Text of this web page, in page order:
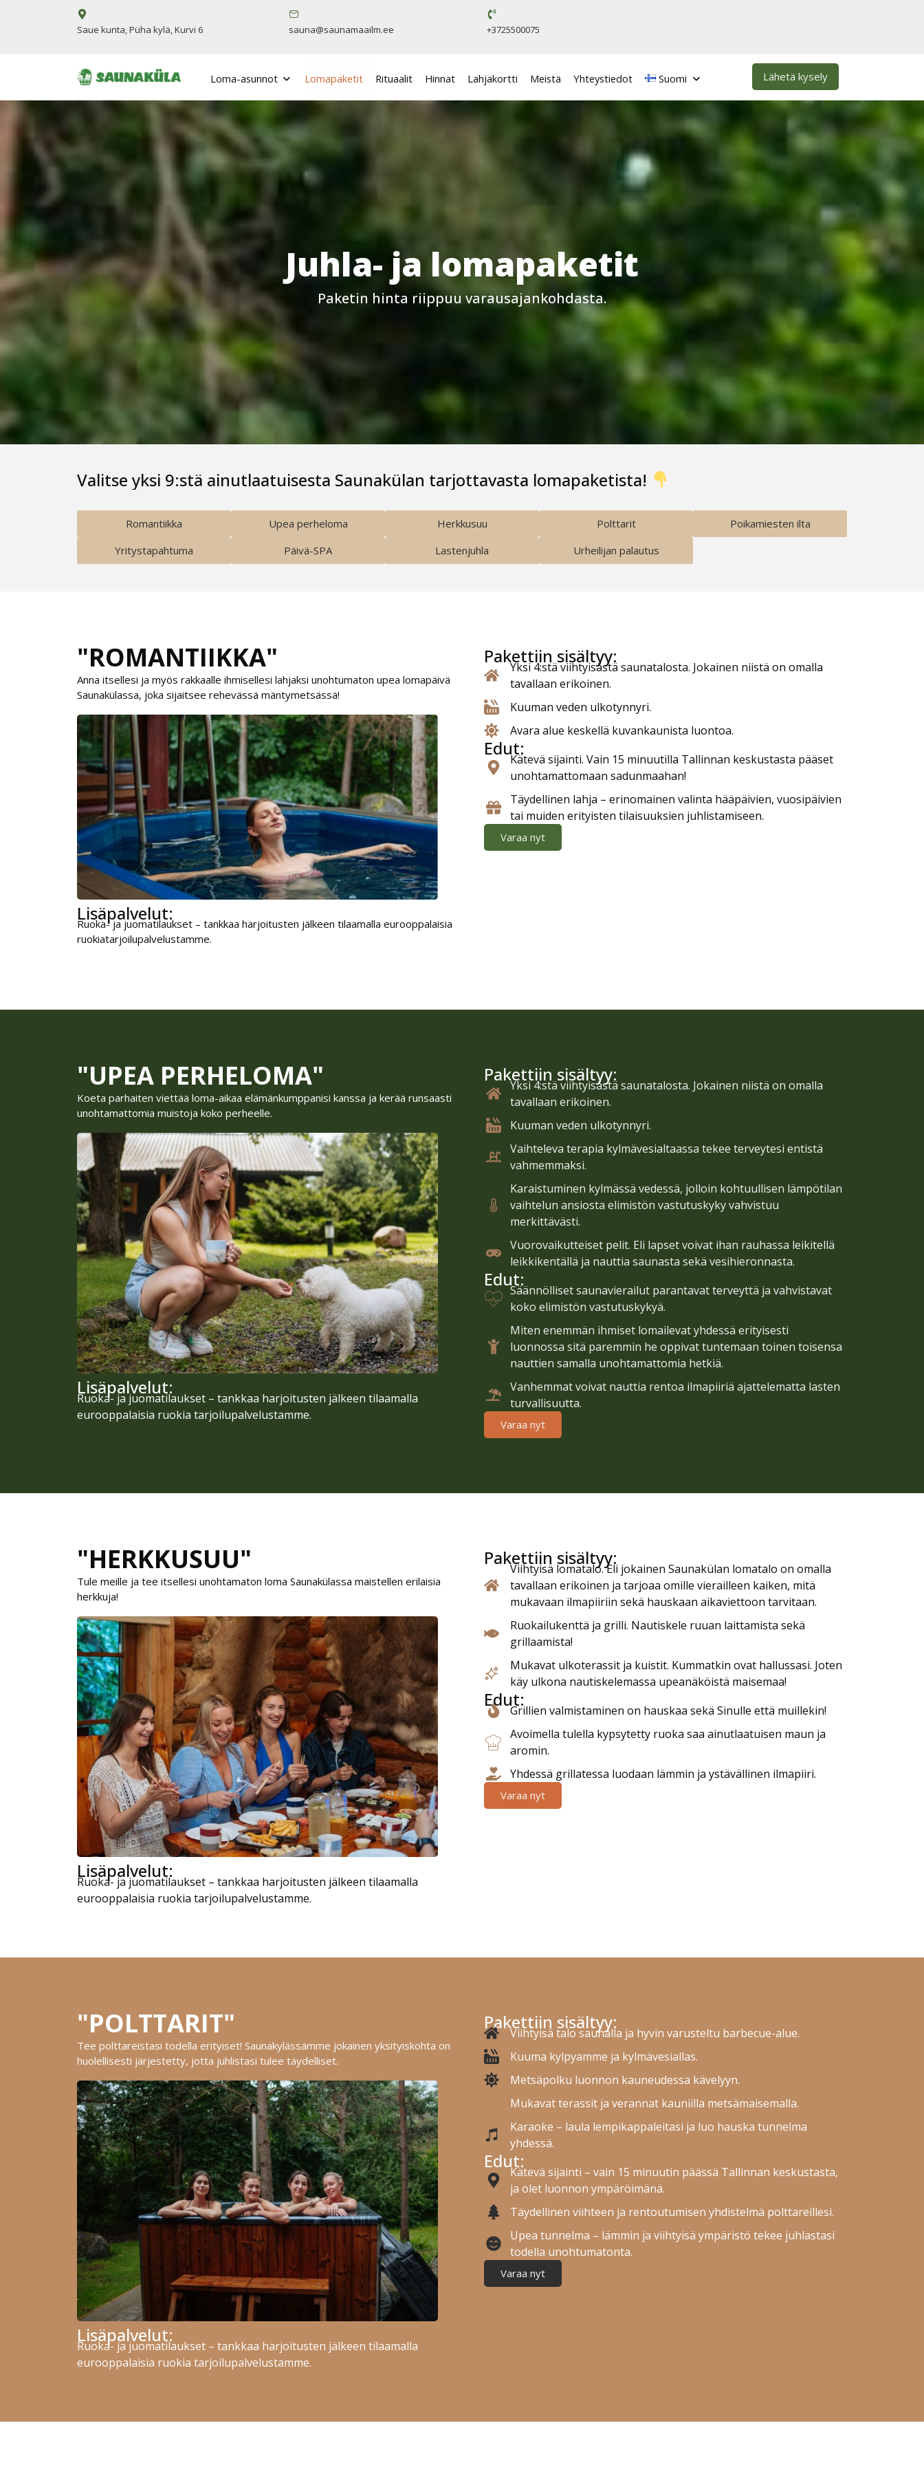
Saue kunta, Püha kylä, Kurvi 6 sauna@saunamaailm.ee +3725500075
Loma-asunnot Lomapaketit Rituaalit Hinnat Lahjakortti Meistä Yhteystiedot Suomi Lähetä kysely
Juhla- ja lomapaketit
Paketin hinta riippuu varausajankohdasta.
Valitse yksi 9:stä ainutlaatuisesta Saunakülan tarjottavasta lomapaketista!
Romantiikka Upea perheloma Herkkusuu Polttarit
Poikamiesten ilta
Yritystapahtuma
Päivä-SPA Lastenjuhla Urheilijan palautus
"ROMANTIIKKA"
Anna itsellesi ja myös rakkaalle ihmisellesi lahjaksi unohtumaton upea lomapäivä
Saunakülassa, joka sijaitsee rehevässä mäntymetsässä!
Lisäpalvelut:
Ruoka- ja juomatilaukset – tankkaa harjoitusten jälkeen tilaamalla eurooppalaisia
ruokiatarjoilupalvelustamme.
Pakettiin sisältyy:
Yksi 4:stä viihtyisästä saunatalosta. Jokainen niistä on omalla
tavallaan erikoinen.
Kuuman veden ulkotynnyri.
Avara alue keskellä kuvankaunista luontoa.
Edut:Kätevä sijainti. Vain 15 minuutilla Tallinnan keskustasta pääset
unohtamattomaan sadunmaahan!
Täydellinen lahja – erinomainen valinta hääpäivien, vuosipäivien
tai muiden erityisten tilaisuuksien juhlistamiseen.
Varaa nyt
"UPEA PERHELOMA"
Koeta parhaiten viettää loma-aikaa elämänkumppanisi kanssa ja kerää runsaasti
unohtamattomia muistoja koko perheelle.
Lisäpalvelut:
Ruoka- ja juomatilaukset – tankkaa harjoitusten jälkeen tilaamalla
eurooppalaisia ruokia tarjoilupalvelustamme.
Pakettiin sisältyy:
Yksi 4:stä viihtyisästä saunatalosta. Jokainen niistä on omalla
tavallaan erikoinen.
Kuuman veden ulkotynnyri.
Vaihteleva terapia kylmävesialtaassa tekee terveytesi entistä
vahmemmaksi.
Karaistuminen kylmässä vedessä, jolloin kohtuullisen lämpötilan
vaihtelun ansiosta elimistön vastutuskyky vahvistuu
merkittävästi.
Vuorovaikutteiset pelit. Eli lapset voivat ihan rauhassa leikitellä
leikkikentällä ja nauttia saunasta sekä vesihieronnasta.
Edut:Säännölliset saunavierailut parantavat terveyttä ja vahvistavat
koko elimistön vastutuskykyä.
Miten enemmän ihmiset lomailevat yhdessä erityisesti
luonnossa sitä paremmin he oppivat tuntemaan toinen toisensa
nauttien samalla unohtamattomia hetkiä.
Vanhemmat voivat nauttia rentoa ilmapiiriä ajattelematta lasten
turvallisuutta.
Varaa nyt
"HERKKUSUU"
Tule meille ja tee itsellesi unohtamaton loma Saunakülassa maistellen erilaisia
herkkuja!
Lisäpalvelut:
Ruoka- ja juomatilaukset – tankkaa harjoitusten jälkeen tilaamalla
eurooppalaisia ruokia tarjoilupalvelustamme.
Pakettiin sisältyy:
Viihtyisä lomatalo. Eli jokainen Saunakülan lomatalo on omalla
tavallaan erikoinen ja tarjoaa omille vierailleen kaiken, mitä
mukavaan ilmapiiriin sekä hauskaan aikaviettoon tarvitaan.
Ruokailukenttä ja grilli. Nautiskele ruuan laittamista sekä
grillaamista!
Mukavat ulkoterassit ja kuistit. Kummatkin ovat hallussasi. Joten
käy ulkona nautiskelemassa upeanäköistä maisemaa!
Edut:Grillien valmistaminen on hauskaa sekä Sinulle että muillekin!
Avoimella tulella kypsytetty ruoka saa ainutlaatuisen maun ja
aromin.
Yhdessä grillatessa luodaan lämmin ja ystävällinen ilmapiiri.
Varaa nyt
"POLTTARIT"
Tee polttareistasi todella erityiset! Saunakylässämme jokainen yksityiskohta on
huolellisesti järjestetty, jotta juhlistasi tulee täydelliset.
Lisäpalvelut:
Ruoka- ja juomatilaukset – tankkaa harjoitusten jälkeen tilaamalla
eurooppalaisia ruokia tarjoilupalvelustamme.
Pakettiin sisältyy:
Viihtyisä talo saunalla ja hyvin varusteltu barbecue-alue.
Kuuma kylpyamme ja kylmävesiallas.
Metsäpolku luonnon kauneudessa kävelyyn.
Mukavat terassit ja verannat kauniilla metsämaisemalla.
Karaoke – laula lempikappaleitasi ja luo hauska tunnelma
yhdessä.
Edut:Kätevä sijainti – vain 15 minuutin päässä Tallinnan keskustasta,
ja olet luonnon ympäröimänä.
Täydellinen viihteen ja rentoutumisen yhdistelmä polttareillesi.
Upea tunnelma – lämmin ja viihtyisä ympäristö tekee juhlastasi
todella unohtumatonta.
Varaa nyt